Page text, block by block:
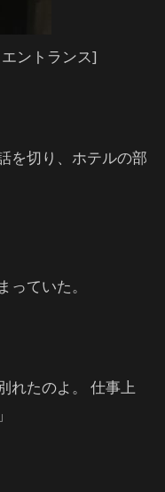
ントランス]
を切り、ホテルの部
ていた。
れたのよ。 仕事上